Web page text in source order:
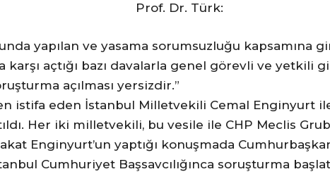
Dr. Türk:
yapılan ve yasama sorumsuzluğu kapsamına
karşı açtığı bazı davalarla genel görevli ve yetkili
açılması yersizdir.”
istifa eden İstanbul Milletvekili Cemal Enginyurt
Her iki milletvekili, bu vesile ile CHP Meclis
Enginyurt’un yaptığı konuşmada
Cumhuriyet Başsavcılığınca soruşturma